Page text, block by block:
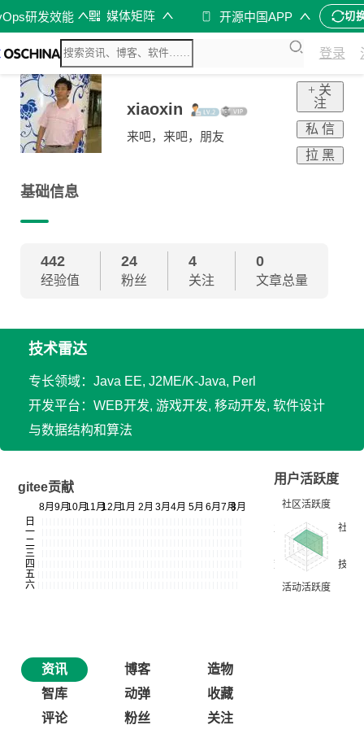
研发效能 媒体矩阵 开源中国APP 切
登录
xiaoxin
来吧，来吧，朋友
+ 关
注
私 信
拉 黑
基础信息
442
经验值
24
粉丝
4
关注
0
文章总量
技术雷达
专长领域：Java EE, J2ME/K-Java, Perl
开发平台：WEB开发, 游戏开发, 移动开发, 软件设计
与数据结构和算法
gitee贡献
用户活跃度
资讯 博客
造物
智库
动弹
收藏
评论
粉丝 关注